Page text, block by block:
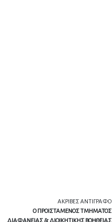
ΑΚΡΙΒΕΣ ΑΝΤΙΓΡΑΦΟ
Ο ΠΡΟΙΣΤΑΜΕΝΟΣ ΤΜΗΜΑΤΟΣ
ΔΙΑΦΑΝΕΙΑΣ & ΔΙΟΙΚΗΤΙΚΗΣ ΒΟΗΘΕΙΑΣ